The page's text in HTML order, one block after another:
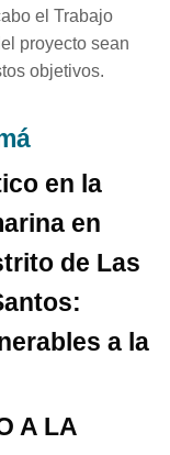
el Trabajo
proyecto sean
objetivos.
en la
en
de Las
a la
A LA